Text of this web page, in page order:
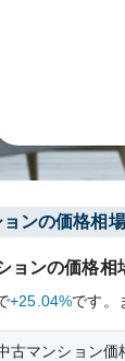
ンの価格相
ョンの価格相
+25.04%です。
古マンション価